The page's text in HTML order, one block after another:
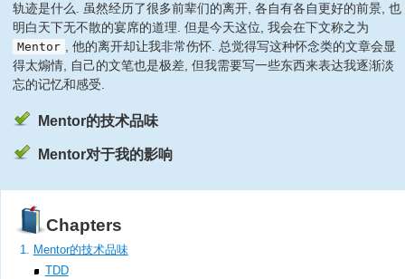
轨迹是什么. 虽然经历了很多前辈们的离开, 各自有各自更好的前景, 也
明白天下无不散的宴席的道理. 但是今天这位, 我会在下文称之为
Mentor , 他的离开却让我非常伤怀. 总觉得写这种怀念类的文章会显
得太煽情, 自己的文笔也是极差, 但我需要写一些东西来表达我逐渐淡
忘的记忆和感受.
Mentor的技术品味
Mentor对于我的影响
Chapters
Mentor的技术品味
TDD